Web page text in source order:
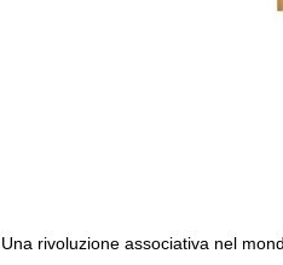
Una rivoluzione associativa nel